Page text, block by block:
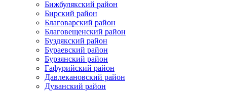
Бижбулякский район
Бирский район
Благоварский район
Благовещенский район
Буздякский район
Бураевский район
Бурзянский район
Гафурийский район
Давлекановский район
Дуванский район